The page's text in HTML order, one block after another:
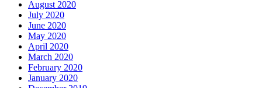
August 2020
July 2020
June 2020
May 2020
April 2020
March 2020
February 2020
January 2020